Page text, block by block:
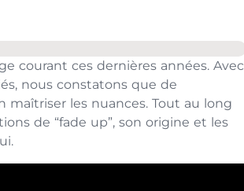
courant ces dernières années. Avec
nous constatons que de
les nuances. Tout au long
de “fade up”, son origine et les